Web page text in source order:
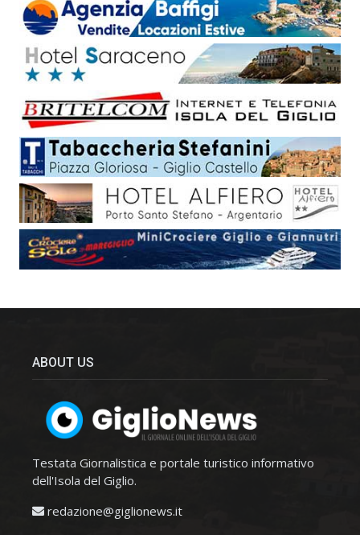
ABOUT US
Testata Giornalistica e portale turistico informativo
dell'Isola del Giglio.
redazione@giglionews.it